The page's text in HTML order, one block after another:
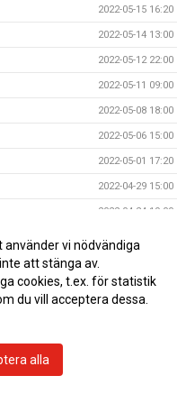
2022-05-15 16:20
2022-05-14 13:00
2022-05-12 22:00
2022-05-11 09:00
2022-05-08 18:00
2022-05-06 15:00
2022-05-01 17:20
2022-04-29 15:00
2022-04-24 19:00
2022-04-19 15:20
vi nödvändiga
att stänga av.
cookies, t.ex. för statistik
du vill acceptera dessa.
alla